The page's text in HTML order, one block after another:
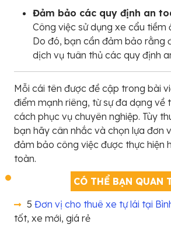
Đảm bảo các quy định an
Công việc sử dụng xe cẩu tiềm
Do đó, bạn cần đảm bảo rằng
dịch vụ tuân thủ các quy định
Mỗi cái tên được đề cập trong bài
điểm mạnh riêng, từ sự đa dạng về
cách phục vụ chuyên nghiệp. Tùy
bạn hãy cân nhắc và chọn lựa đơn
đảm bảo công việc được thực hiện
toàn.
CÓ THỂ BẠN QUAN
5 Đơn vị cho thuê xe tự lái tại
tốt, xe mới, giá rẻ